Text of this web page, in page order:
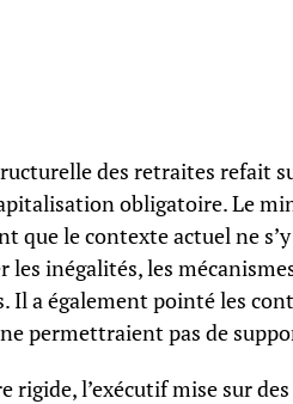
des retraites refait
obligatoire. Le
que le contexte actuel ne
les inégalités, les
Il a également pointé les
permettraient pas de
rigide, l’exécutif mise sur